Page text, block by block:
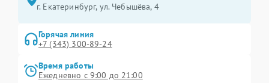
г. Екатеринбург, ул. Чебышёва, 4
Горячая линия
+7 (343) 300-89-24
Время работы
Ежедневно с 9:00 до 21:00